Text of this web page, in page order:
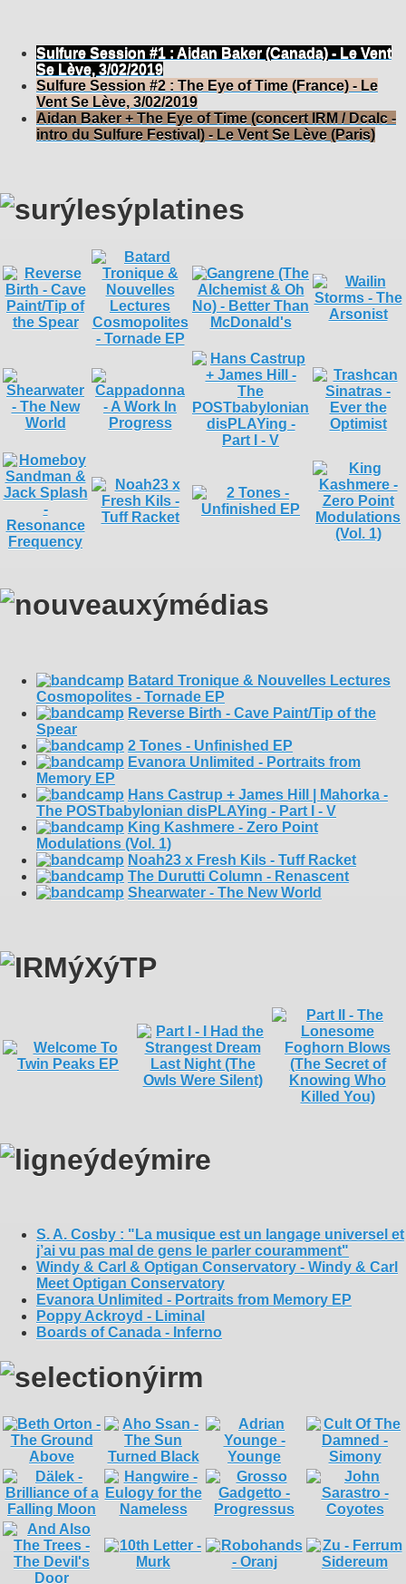
Sulfure Session #1 : Aidan Baker (Canada) - Le Vent
Se Lève, 3/02/2019
Sulfure Session #2 : The Eye of Time (France) - Le
Vent Se Lève, 3/02/2019
Aidan Baker + The Eye of Time (concert IRM / Dcalc -
intro du Sulfure Festival) - Le Vent Se Lève (Paris)
Batard Tronique & Nouvelles Lectures
Cosmopolites - Tornade EP
Reverse Birth - Cave Paint/Tip of the
Spear
2 Tones - Unfinished EP
Evanora Unlimited - Portraits from
Memory EP
Hans Castrup + James Hill | Mahorka -
The POSTbabylonian disPLAYing - Part I - V
King Kashmere - Zero Point
Modulations (Vol. 1)
Noah23 x Fresh Kils - Tuff Racket
The Durutti Column - Renascent
Shearwater - The New World
S. A. Cosby : "La musique est un langage universel et
j’ai vu pas mal de gens le parler couramment"
Windy & Carl & Optigan Conservatory - Windy & Carl
Meet Optigan Conservatory
Evanora Unlimited - Portraits from Memory EP
Poppy Ackroyd - Liminal
Boards of Canada - Inferno